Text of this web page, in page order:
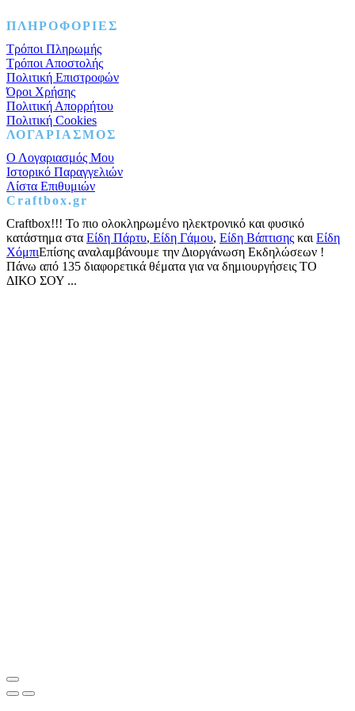
Facebook
Instagram
Pinterest
ΠΛΗΡΟΦΟΡΙΕΣ
Τρόποι Πληρωμής
Τρόποι Αποστολής
Πολιτική Επιστροφών
Όροι Χρήσης
Πολιτική Απορρήτου
Πολιτική Cookies
ΛΟΓΑΡΙΑΣΜΟΣ
Ο Λογαριασμός Μου
Ιστορικό Παραγγελιών
Λίστα Επιθυμιών
Craftbox.gr
Craftbox!!! Το πιο ολοκληρωμένο ηλεκτρονικό και φυσικό
κατάστημα στα Είδη Πάρτυ, Είδη Γάμου, Είδη Βάπτισης και Είδη
ΧόμπιΕπίσης αναλαμβάνουμε την Διοργάνωση Εκδηλώσεων !
Πάνω από 135 διαφορετικά θέματα για να δημιουργήσεις ΤΟ
ΔΙΚΟ ΣΟΥ ...